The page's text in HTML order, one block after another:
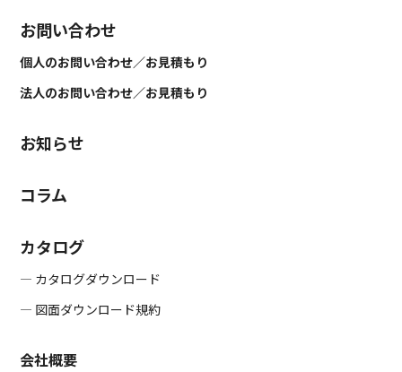
お問い合わせ
個人のお問い合わせ／お見積もり
法人のお問い合わせ／お見積もり
お知らせ
コラム
カタログ
― カタログダウンロード
― 図面ダウンロード規約
会社概要